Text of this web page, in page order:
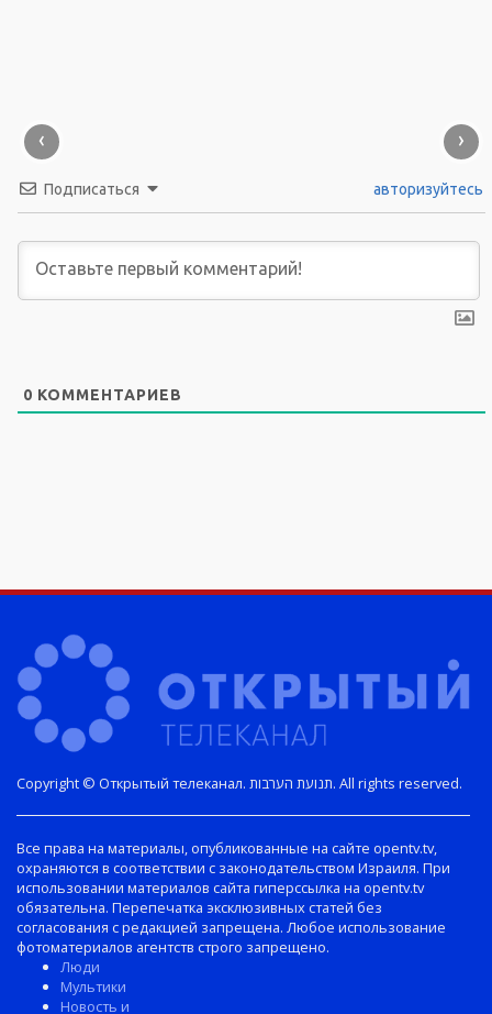
‹ ›
Подписаться авторизуйтесь
0 КОММЕНТАРИЕВ
Copyright © Открытый телеканал. תנועת הערבות. All rights reserved.
Все права на материалы, опубликованные на сайте opentv.tv,
охраняются в соответствии с законодательством Израиля. При
использовании материалов сайта гиперссылка на opentv.tv
обязательна. Перепечатка эксклюзивных статей без
согласования с редакцией запрещена. Любое использование
фотоматериалов агентств строго запрещено.
Люди
Мультики
Новость и